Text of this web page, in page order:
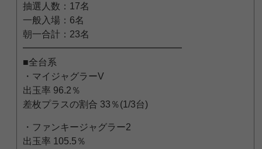
抽選人数：17名
一般入場：6名
朝一合計：23名
━━━━━━━━━━━━━━━━━
■全台系
・マイジャグラーV
出玉率 96.2％
差枚プラスの割合 33％(1/3台)
・ファンキージャグラー2
出玉率 105.5％